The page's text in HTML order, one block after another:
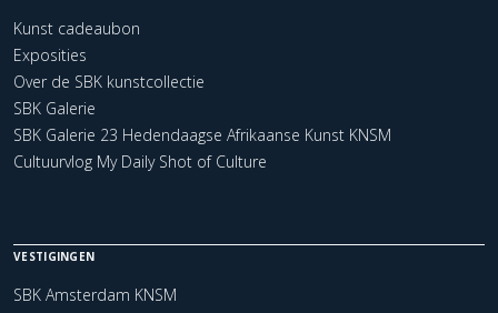
Kunst cadeaubon
Exposities
Over de SBK kunstcollectie
SBK Galerie
SBK Galerie 23 Hedendaagse Afrikaanse Kunst KNSM
Cultuurvlog My Daily Shot of Culture
VESTIGINGEN
SBK Amsterdam KNSM